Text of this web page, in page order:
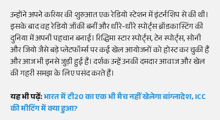
उन्होंने अपने करियर की शुरुआत एक रेडियो स्टेशन में इंटर्नशिप से की थी।
इसके बाद वह रेडियो जॉकी बनीं और धीरे-धीरे स्पोर्ट्स ब्रॉडकास्टिंग की
दुनिया में अपनी पहचान बनाई। रिद्धिमा स्टार स्पोर्ट्स, टेन स्पोर्ट्स, सोनी
और जियो जैसे बड़े प्लेटफॉर्म्स पर कई खेल आयोजनों को होस्ट कर चुकी हैं
और आज भी इनसे जुड़ी हुई हैं। दर्शक उन्हें उनकी दमदार आवाज और खेल
की गहरी समझ के लिए पसंद करते हैं।
यह भी पढ़ें:भारत में टी20 का एक भी मैच नहीं खेलेगा बांग्लादेश, ICC
की मीटिंग में क्या हुआ?